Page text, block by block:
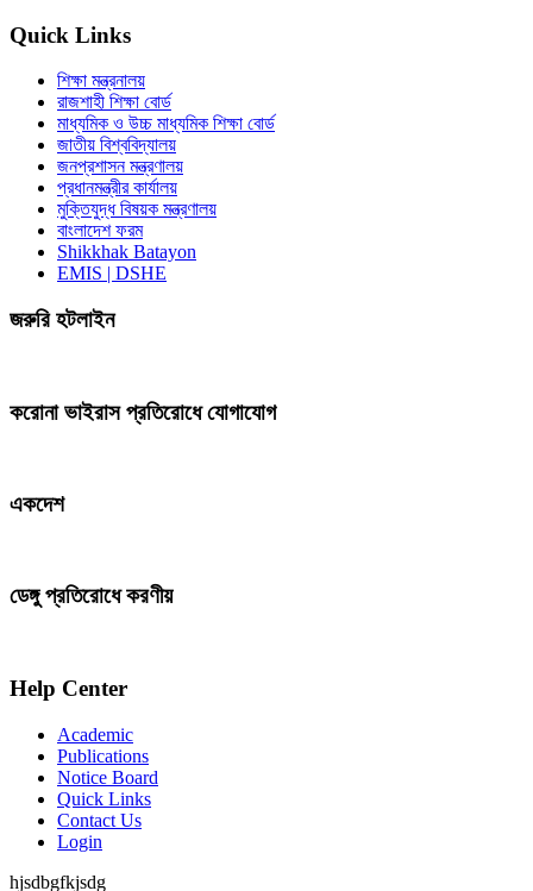
Quick Links
শিক্ষা মন্ত্রনালয়
রাজশাহী শিক্ষা বোর্ড
মাধ্যমিক ও উচ্চ মাধ্যমিক শিক্ষা বোর্ড
জাতীয় বিশ্ববিদ্যালয়
জনপ্রশাসন মন্ত্রণালয়
প্রধানমন্ত্রীর কার্যালয়
মুক্তিযুদ্ধ বিষয়ক মন্ত্রণালয়
বাংলাদেশ ফরম
Shikkhak Batayon
EMIS | DSHE
জরুরি হটলাইন
করোনা ভাইরাস প্রতিরোধে যোগাযোগ
একদেশ
ডেঙ্গু প্রতিরোধে করণীয়
Help Center
Academic
Publications
Notice Board
Quick Links
Contact Us
Login
hjsdbgfkjsdg